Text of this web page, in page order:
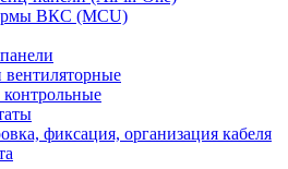
ВКС (MCU)
фиксация, организация кабеля